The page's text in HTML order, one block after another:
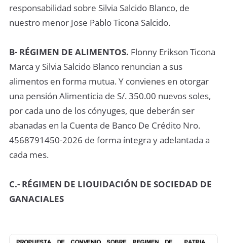
responsabilidad sobre Silvia Salcido Blanco, de
nuestro menor Jose Pablo Ticona Salcido.
B- RÉGIMEN DE ALIMENTOS. Flonny Erikson Ticona
Marca y Silvia Salcido Blanco renuncian a sus
alimentos en forma mutua. Y convienes en otorgar
una pensión Alimenticia de S/. 350.00 nuevos soles,
por cada uno de los cónyuges, que deberán ser
abanadas en la Cuenta de Banco De Crédito Nro.
4568791450-2026 de forma íntegra y adelantada a
cada mes.
C.- RÉGIMEN DE LIOUIDACIÓN DE SOCIEDAD DE
GANACIALES